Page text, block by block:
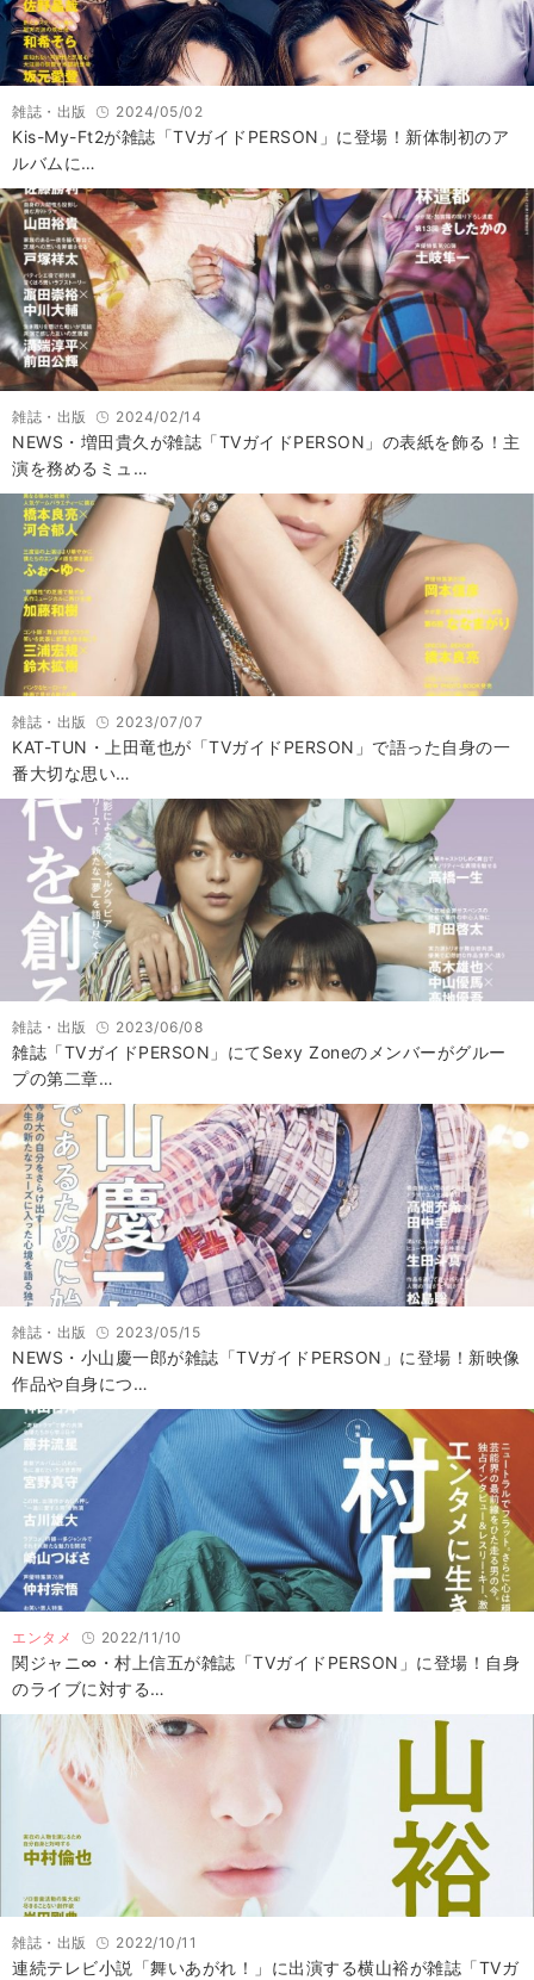
雑誌・出版 2024/05/02
Kis-My-Ft2が雑誌「TVガイドPERSON」に登場！新体制初のア
ルバムに…
雑誌・出版 2024/02/14
NEWS・増田貴久が雑誌「TVガイドPERSON」の表紙を飾る！主
演を務めるミュ…
雑誌・出版 2023/07/07
KAT-TUN・上田竜也が「TVガイドPERSON」で語った自身の一
番大切な思い…
雑誌・出版 2023/06/08
雑誌「TVガイドPERSON」にてSexy Zoneのメンバーがグルー
プの第二章…
雑誌・出版 2023/05/15
NEWS・小山慶一郎が雑誌「TVガイドPERSON」に登場！新映像
作品や自身につ…
エンタメ 2022/11/10
関ジャニ∞・村上信五が雑誌「TVガイドPERSON」に登場！自身
のライブに対する…
雑誌・出版 2022/10/11
連続テレビ小説「舞いあがれ！」に出演する横山裕が雑誌「TVガ